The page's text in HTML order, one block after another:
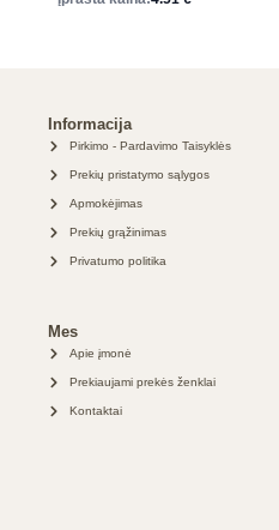
Informacija
Pirkimo - Pardavimo Taisyklės
Prekių pristatymo sąlygos
Apmokėjimas
Prekių grąžinimas
Privatumo politika
Mes
Apie įmonė
Prekiaujami prekės ženklai
Kontaktai